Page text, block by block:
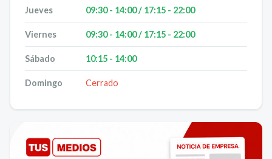
Jueves 09:30 - 14:00 / 17:15 - 22:00
Viernes 09:30 - 14:00 / 17:15 - 22:00
Sábado 10:15 - 14:00
Domingo Cerrado